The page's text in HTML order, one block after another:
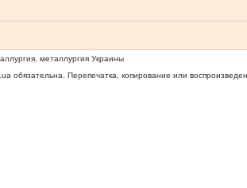
металлургия Украины
обязательна. Перепечатка, копирование или